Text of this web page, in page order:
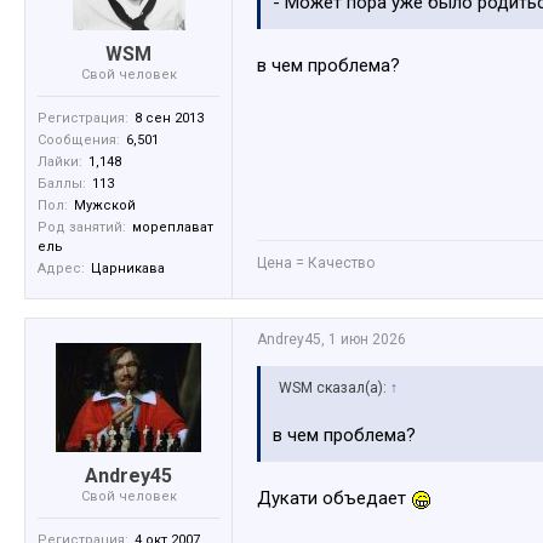
WSM
Свой человек
Регистрация: 8 сен 2013
Сообщения: 6,501
Лайки: 1,148
Баллы: 113
Пол:
Мужской
Род занятий: мореплават
ель
Адрес:
Царникава
в чем проблема?
Цена = Качество
Andrey45
Свой человек
Andrey45, 1 июн 2026
WSM сказал(а): ↑
в чем проблема?
Дукати объедает